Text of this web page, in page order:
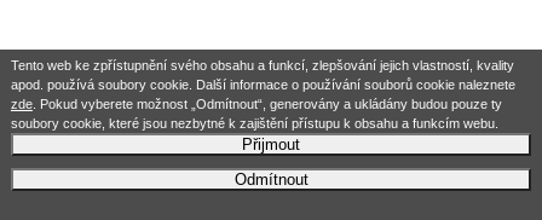
Tento web ke zpřístupnění svého obsahu a funkcí, zlepšování jejich vlastností, kvality
apod. používá soubory cookie. Další informace o používání souborů cookie naleznete
zde. Pokud vyberete možnost „Odmítnout“, generovány a ukládány budou pouze ty
soubory cookie, které jsou nezbytné k zajištění přístupu k obsahu a funkcím webu.
Přijmout
Odmítnout